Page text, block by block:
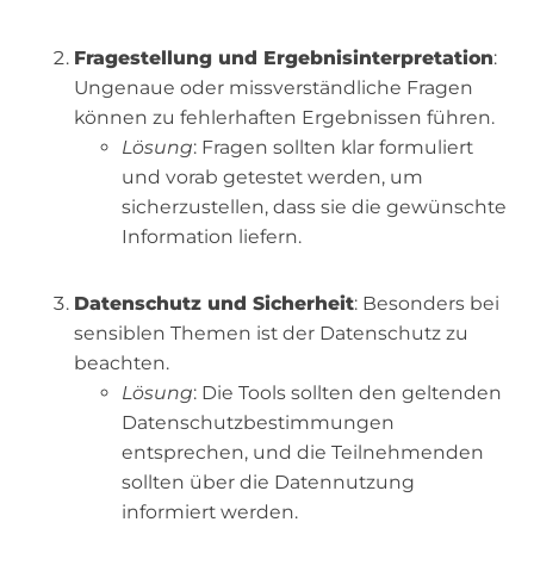
Fragestellung und Ergebnisinterpretation:
Ungenaue oder missverständliche Fragen
können zu fehlerhaften Ergebnissen führen.
Lösung: Fragen sollten klar formuliert
und vorab getestet werden, um
sicherzustellen, dass sie die gewünschte
Information liefern.
Datenschutz und Sicherheit: Besonders bei
sensiblen Themen ist der Datenschutz zu
beachten.
Lösung: Die Tools sollten den geltenden
Datenschutzbestimmungen
entsprechen, und die Teilnehmenden
sollten über die Datennutzung
informiert werden.